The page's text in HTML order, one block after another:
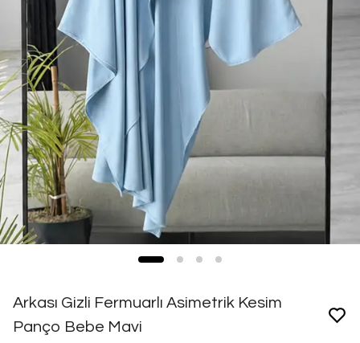
Arkası Gizli Fermuarlı Asimetrik Kesim
Panço Bebe Mavi